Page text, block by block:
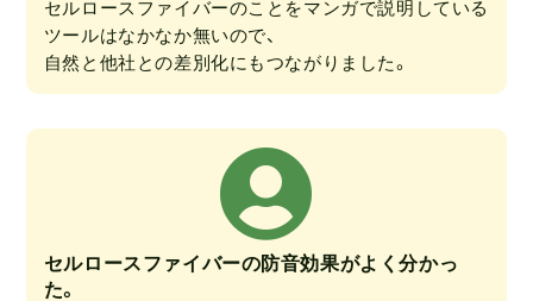
セルロースファイバーのことをマンガで説明している
ツールはなかなか無いので、
自然と他社との差別化にもつながりました。
セルロースファイバーの防音効果がよく分かっ
た。